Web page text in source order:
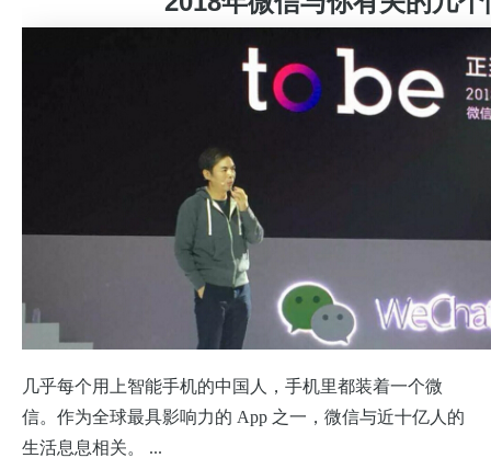
几乎每个用上智能手机的中国人，手机里都装着一个微
信。作为全球最具影响力的 App 之一，微信与近十亿人的
生活息息相关。 ...